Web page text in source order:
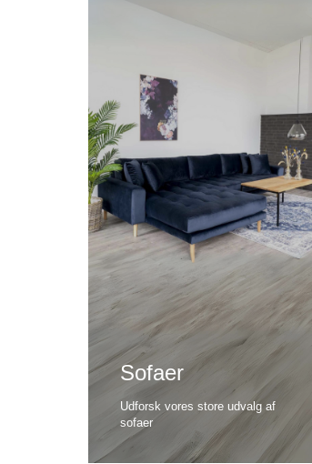
Sofaer
Udforsk vores store udvalg af
sofaer